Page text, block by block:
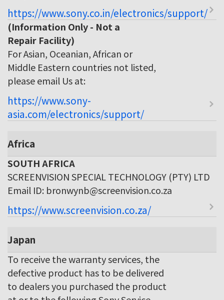
https://www.sony.co.in/electronics/support/
(Information Only - Not a
Repair Facility)
For Asian, Oceanian, African or
Middle Eastern countries not listed,
please email Us at:
https://www.sony-
asia.com/electronics/support/
Africa
SOUTH AFRICA
SCREENVISION SPECIAL TECHNOLOGY (PTY) LTD
Email ID: bronwynb@screenvision.co.za
https://www.screenvision.co.za/
Japan
To receive the warranty services, the
defective product has to be delivered
to dealers you purchased the product